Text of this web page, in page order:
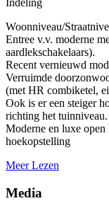
Indeling
Woonniveau/
Entree v.v. moderne
aardlekschakelaars).
Recent vernieuwd
Verruimde
(met HR combiketel,
Ook is er een steiger
richting het tuinniveau.
Moderne en luxe
hoekopstelling
Meer Lezen
Media